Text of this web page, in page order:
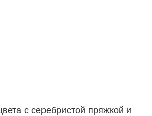
с серебристой пряжкой и